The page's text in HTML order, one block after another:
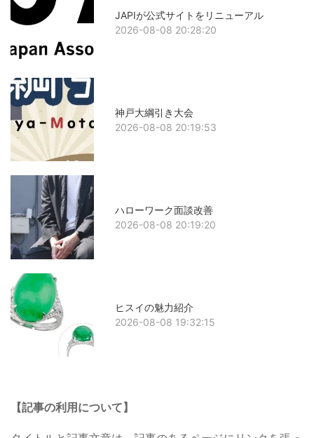
JAPIが公式サイトをリニューアル
2026-08-08 20:28:20
神戸大綱引き大会
2026-08-08 20:19:53
ハローワーク面談改善
2026-08-08 20:19:20
ヒスイの魅力紹介
2026-08-08 19:32:15
【記事の利用について】